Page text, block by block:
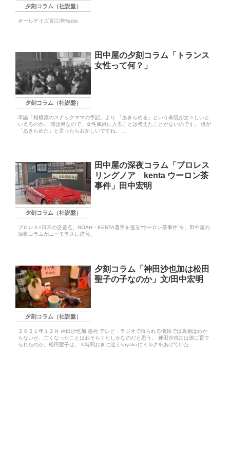
夕刻コラム（社説盤）
オールデイズ直江津Radio
夕刻コラム（社説盤）
田中屋の夕刻コラム「トランス
女性って何？」
卒論「相模原のスナックママの手記」より 「あきらめる」という表現が女々しいと
いえるのか。 僕は男なので、女性風呂に入ることは考えたことがないのです。 僕が
「あきらめた」と言ったらおかしいですね。 ...
夕刻コラム（社説盤）
田中屋の深夜コラム「プロレス
リングノア kenta ウーロン茶
事件」田中宏明
プロレス×日常の交差点。NOAH・KENTA選手を巡る“ウーロン茶事件”を、田中屋の
深夜コラムがユーモラスに描写。
夕刻コラム（社説盤）
夕刻コラム「神田沙也加は松田
聖子の子なのか」文/田中宏明
２０２１年１２月 神田沙也加 急死 テレビ・ラジオで得られる情報では真相はわか
らないが、亡くなったことはおそらくたしかなのだと思う。 神田沙也加は誰に育て
られたのか。松田聖子は、３時間おきに泣くsayakaにミルクをあげていた...